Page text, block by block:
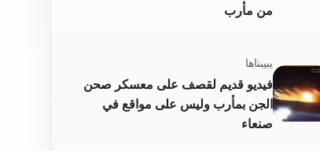
من مأرب
يبيبناها
فيديو قديم لقصف على معسكر صحن
الجن بمأرب وليس على مواقع في
صنعاء